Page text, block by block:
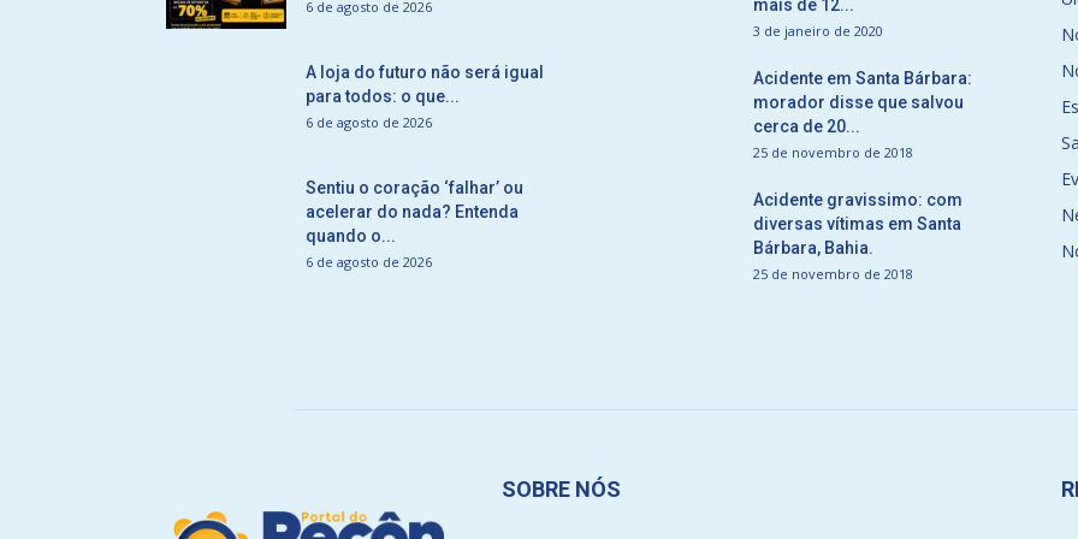
6 de agosto de 2026
A loja do futuro não será igual
para todos: o que...
6 de agosto de 2026
Sentiu o coração ‘falhar’ ou
acelerar do nada? Entenda
quando o...
6 de agosto de 2026
mais de 12...
3 de janeiro de 2020
Acidente em Santa Bárbara:
morador disse que salvou
cerca de 20...
25 de novembro de 2018
Acidente gravissimo: com
diversas vítimas em Santa
Bárbara, Bahia.
25 de novembro de 2018
SOBRE NÓS